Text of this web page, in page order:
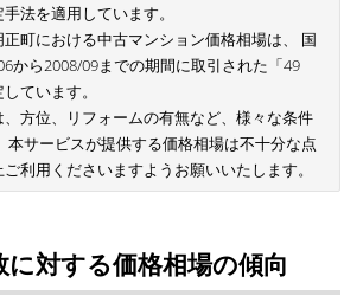
法を適用しています。
町における中古マンション価格相場は、 国
から2008/09までの期間に取引された「49
ています。
方位、リフォームの有無など、様々な条件
本サービスが提供する価格相場は不十分な点
利用くださいますようお願いいたします。
に対する価格相場の傾向